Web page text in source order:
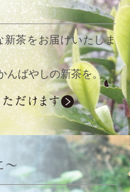
茶をお届けいたしま
んばやしの新茶を。
～